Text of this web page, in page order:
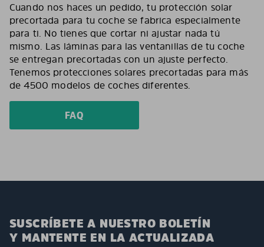
Cuando nos haces un pedido, tu protección solar
precortada para tu coche se fabrica especialmente
para ti. No tienes que cortar ni ajustar nada tú
mismo. Las láminas para las ventanillas de tu coche
se entregan precortadas con un ajuste perfecto.
Tenemos protecciones solares precortadas para más
de 4500 modelos de coches diferentes.
FAQ
SUSCRÍBETE A NUESTRO BOLETÍN
Y MANTENTE EN LA ACTUALIZADA